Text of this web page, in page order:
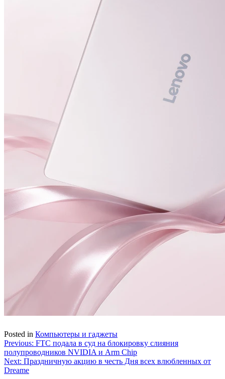
Posted in Компьютеры и гаджеты
Навигация
по
записям
Previous: FTC подала в суд на блокировку слияния
полупроводников NVIDIA и Arm Chip
Next: Праздничную акцию в честь Дня всех влюбленных от
Dreame